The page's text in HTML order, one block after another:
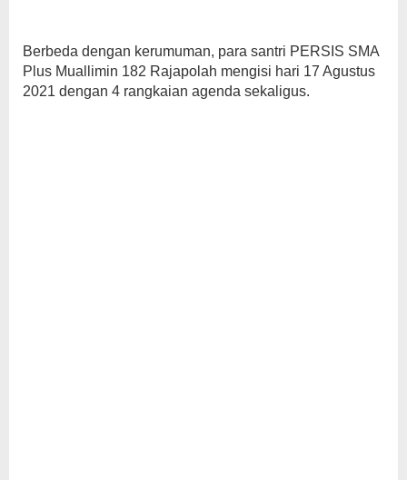
Berbeda dengan kerumuman, para santri PERSIS SMA
Plus Muallimin 182 Rajapolah mengisi hari 17 Agustus
2021 dengan 4 rangkaian agenda sekaligus.